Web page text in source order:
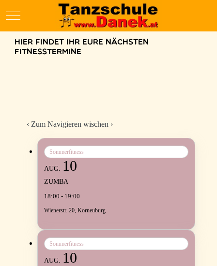
Mobile Menu Toggle
Hier findet ihr eure nächsten
Fitnesstermine
Sommerfitness
AUG. 10
ZUMBA
18:00 - 19:00
Wienerstr. 20, Korneuburg
Sommerfitness
AUG. 10
‹ Zum Navigieren wischen ›